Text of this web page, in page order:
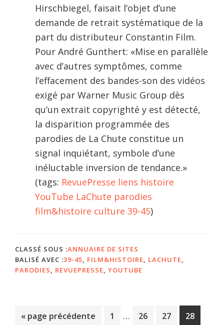
Hirschbiegel, faisait l’objet d’une
demande de retrait systématique de la
part du distributeur Constantin Film.
Pour André Gunthert: «Mise en parallèle
avec d’autres symptômes, comme
l’effacement des bandes-son des vidéos
exigé par Warner Music Group dès
qu’un extrait copyrighté y est détecté,
la disparition programmée des
parodies de La Chute constitue un
signal inquiétant, symbole d’une
inéluctable inversion de tendance.»
(tags: RevuePresse liens histoire
YouTube LaChute parodies
film&histoire culture 39-45)
CLASSÉ SOUS :ANNUAIRE DE SITES
BALISÉ AVEC :39-45 FILM&HISTOIRE LACHUTE
PARODIES
REVUEPRESSE YOUTUBE
« Aller
page précédente Page
1
Pages
… Page
26 Page
27 Page
28